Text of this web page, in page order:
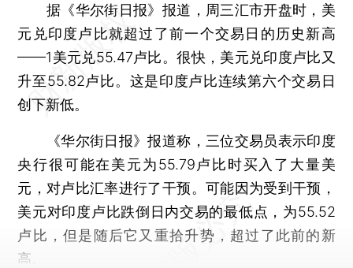
据《华尔街日报》报道，周三汇市开盘时，美
元兑印度卢比就超过了前一个交易日的历史新高
——1美元兑55.47卢比。很快，美元兑印度卢比又
升至55.82卢比。这是印度卢比连续第六个交易日
创下新低。
《华尔街日报》报道称，三位交易员表示印度
央行很可能在美元为55.79卢比时买入了大量美
元，对卢比汇率进行了干预。可能因为受到干预，
美元对印度卢比跌倒日内交易的最低点，为55.52
卢比，但是随后它又重拾升势，超过了此前的新
高。